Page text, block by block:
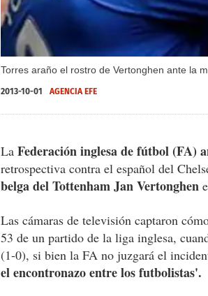
Torres araño el rostro de Vertonghen ante la
2013-10-01 AGENCIA EFE
La Federación inglesa de fútbol (FA)
retrospectiva contra el español del
belga del Tottenham Jan Vertonghen
Las cámaras de televisión captaron
53 de un partido de la liga inglesa,
(1-0), si bien la FA no juzgará el
el encontronazo entre los futbolistas'.